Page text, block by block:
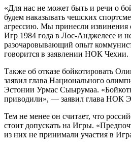
«Для нас не может быть и речи о
будем наказывать чешских
агрессию. Мы принесли извинения
Игр 1984 года в Лос-Анджелесе и
разочаровывающий опыт
говорится в заявлении НОК Чехии.
Также об отказе бойкотировать
заявил глава Национального
Эстонии Урмас Сыырумаа.
приводили», — заявил глава НОК
Тем не менее он считает, что
стоит допускать на Игры.
из них не принимали участия в